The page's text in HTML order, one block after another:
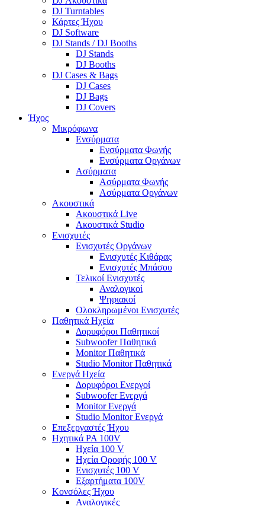
DJ Turntables
Κάρτες Ήχου
DJ Software
DJ Stands / DJ Booths
DJ Stands
DJ Booths
DJ Cases & Bags
DJ Cases
DJ Bags
DJ Covers
Ήχος
Μικρόφωνα
Ενσύρματα
Ενσύρματα Φωνής
Ενσύρματα Οργάνων
Ασύρματα
Ασύρματα Φωνής
Ασύρματα Οργάνων
Ακουστικά
Ακουστικά Live
Ακουστικά Studio
Ενισχυτές
Ενισχυτές Οργάνων
Ενισχυτές Κιθάρας
Ενισχυτές Μπάσου
Τελικοί Ενισχυτές
Αναλογικοί
Ψηφιακοί
Ολοκληρωμένοι Ενισχυτές
Παθητικά Ηχεία
Δορυφόροι Παθητικοί
Subwoofer Παθητικά
Monitor Παθητικά
Studio Monitor Παθητικά
Ενεργά Ηχεία
Δορυφόροι Ενεργοί
Subwoofer Ενεργά
Monitor Ενεργά
Studio Monitor Ενεργά
Επεξεργαστές Ήχου
Ηχητικά PA 100V
Ηχεία 100 V
Ηχεία Οροφής 100 V
Ενισχυτές 100 V
Εξαρτήματα 100V
Κονσόλες Ήχου
Αναλογικές